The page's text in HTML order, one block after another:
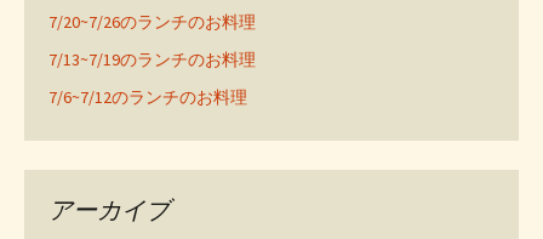
7/20~7/26のランチのお料理
7/13~7/19のランチのお料理
7/6~7/12のランチのお料理
アーカイブ